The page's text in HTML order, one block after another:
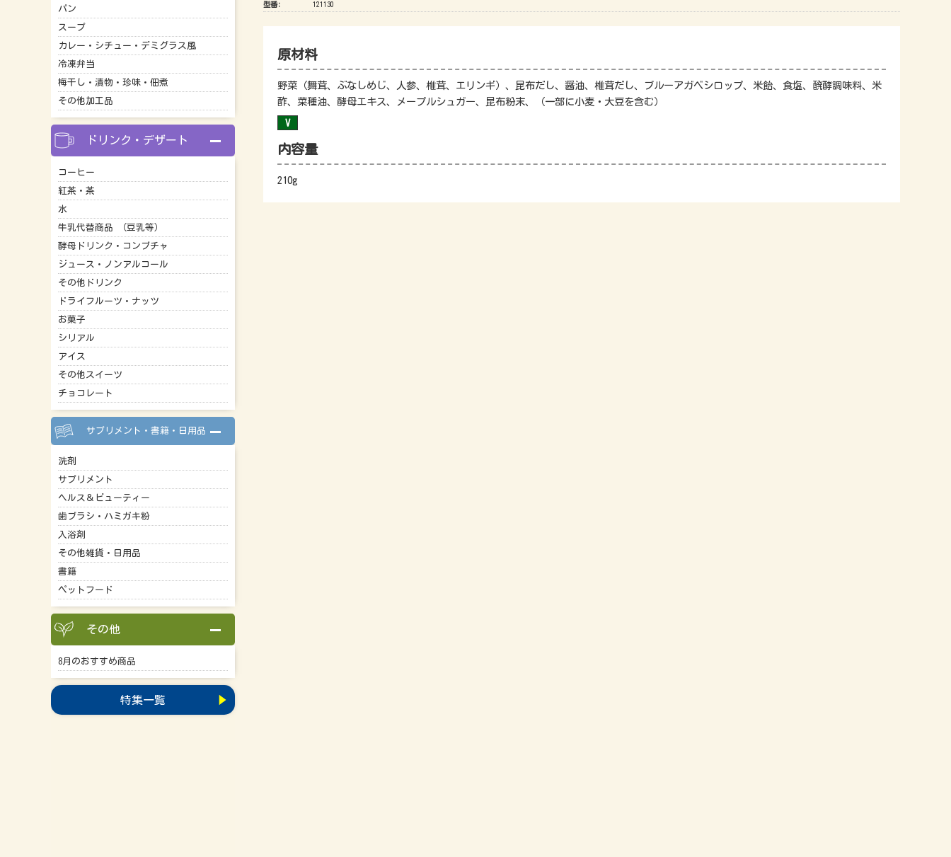
型番: 121130
原材料
野菜（舞茸、ぶなしめじ、人参、椎茸、エリンギ）、昆布だし、醤油、椎茸だし、ブルーアガベシロップ、米飴、食塩、醗酵調味料、米
酢、菜種油、酵母エキス、メープルシュガー、昆布粉末、（一部に小麦・大豆を含む）
内容量
210g
パン
スープ
カレー・シチュー・デミグラス風
冷凍弁当
梅干し・漬物・珍味・佃煮
その他加工品
ドリンク・デザート
コーヒー
紅茶・茶
水
牛乳代替商品 （豆乳等）
酵母ドリンク・コンブチャ
ジュース・ノンアルコール
その他ドリンク
ドライフルーツ・ナッツ
お菓子
シリアル
アイス
その他スイーツ
チョコレート
サプリメント・書籍・日用品
洗剤
サプリメント
ヘルス＆ビューティー
歯ブラシ・ハミガキ粉
入浴剤
その他雑貨・日用品
書籍
ペットフード
その他
8月のおすすめ商品
特集一覧